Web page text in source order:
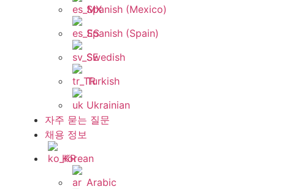
Spanish (Mexico)
Spanish (Spain)
Swedish
Turkish
Ukrainian
자주 묻는 질문
채용 정보
Korean
Arabic